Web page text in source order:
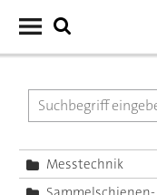
Messtechnik